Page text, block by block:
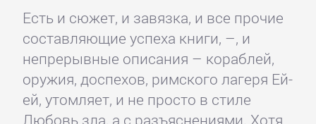
Есть и сюжет, и завязка, и все прочие
составляющие успеха книги, –, и
непрерывные описания – кораблей,
оружия, доспехов, римского лагеря Ей-
ей, утомляет, и не просто в стиле
Любовь зла, а с разъяснениями. Хотя